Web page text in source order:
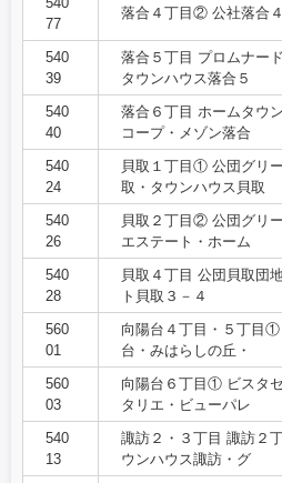
77
落合４丁目② 公社落合
540
39
落合５丁目 プロムナー
タウンハウス落合５
540
40
落合６丁目 ホームタウ
コープ・メゾン落合
540
24
貝取１丁目① 公団グリ
取・タウンハウス貝取
540
26
貝取２丁目② 公団グリ
エステート・ホーム
540
28
貝取４丁目 公団貝取団
ト貝取３－４
560
01
向陽台４丁目・５丁目
台・みはらしの丘・
560
03
向陽台６丁目① ビスタ
タリエ・ビューパレ
540
13
諏訪２・３丁目 諏訪２
ウンハウス諏訪・グ